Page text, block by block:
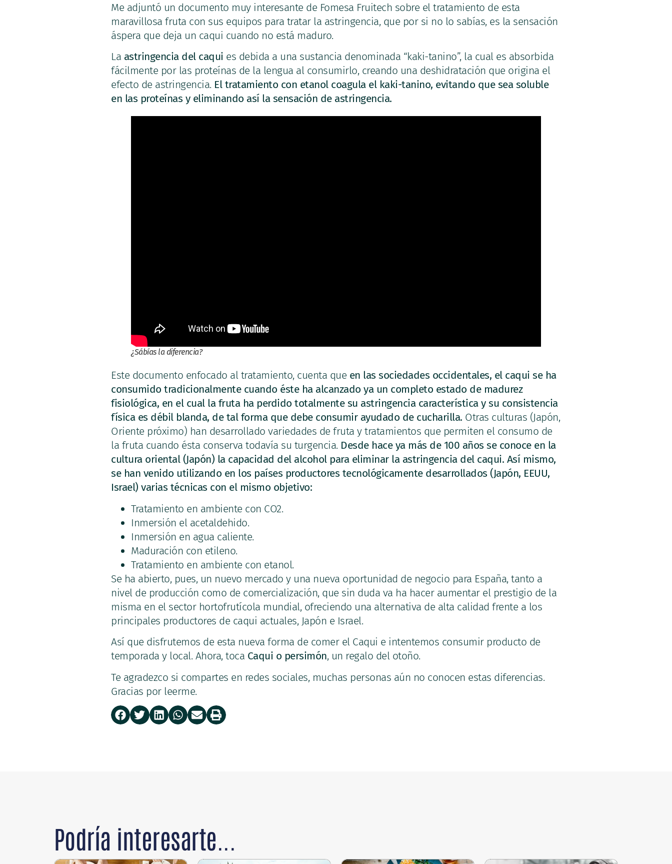
Me adjuntó un documento muy interesante de Fomesa Fruitech sobre el tratamiento de esta
maravillosa fruta con sus equipos para tratar la astringencia, que por si no lo sabías, es la sensación
áspera que deja un caqui cuando no está maduro.
La astringencia del caqui es debida a una sustancia denominada “kaki-tanino”, la cual es absorbida
fácilmente por las proteínas de la lengua al consumirlo, creando una deshidratación que origina el
efecto de astringencia. El tratamiento con etanol coagula el kaki-tanino, evitando que sea soluble
en las proteínas y eliminando así la sensación de astringencia.
¿Sábías la diferencia?
Este documento enfocado al tratamiento, cuenta que en las sociedades occidentales, el caqui se ha
consumido tradicionalmente cuando éste ha alcanzado ya un completo estado de madurez
fisiológica, en el cual la fruta ha perdido totalmente su astringencia característica y su consistencia
física es débil blanda, de tal forma que debe consumir ayudado de cucharilla. Otras culturas (Japón,
Oriente próximo) han desarrollado variedades de fruta y tratamientos que permiten el consumo de
la fruta cuando ésta conserva todavía su turgencia. Desde hace ya más de 100 años se conoce en la
cultura oriental (Japón) la capacidad del alcohol para eliminar la astringencia del caqui. Así mismo,
se han venido utilizando en los países productores tecnológicamente desarrollados (Japón, EEUU,
Israel) varias técnicas con el mismo objetivo:
Tratamiento en ambiente con CO2.
Inmersión el acetaldehido.
Inmersión en agua caliente.
Maduración con etileno.
Tratamiento en ambiente con etanol.
Se ha abierto, pues, un nuevo mercado y una nueva oportunidad de negocio para España, tanto a
nivel de producción como de comercialización, que sin duda va ha hacer aumentar el prestigio de la
misma en el sector hortofrutícola mundial, ofreciendo una alternativa de alta calidad frente a los
principales productores de caqui actuales, Japón e Israel.
Así que disfrutemos de esta nueva forma de comer el Caqui e intentemos consumir producto de
temporada y local. Ahora, toca Caqui o persimón, un regalo del otoño.
Te agradezco si compartes en redes sociales, muchas personas aún no conocen estas diferencias.
Gracias por leerme.
Podría interesarte...